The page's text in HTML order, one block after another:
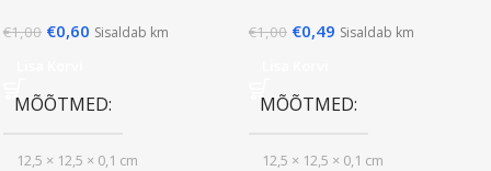
€1,00 €0,60 Sisaldab km
MÕÕTMED
12,5 × 12,5 × 0,1 cm
€1,00 €0,49 Sisaldab km
MÕÕTMED
12,5 × 12,5 × 0,1 cm